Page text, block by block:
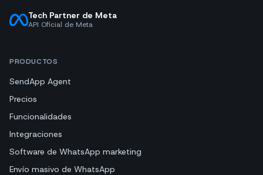
Tech Partner de Meta
API Oficial de Meta
PRODUCTOS
SendApp Agent
Precios
Funcionalidades
Integraciones
Software de WhatsApp marketing
Envío masivo de WhatsApp